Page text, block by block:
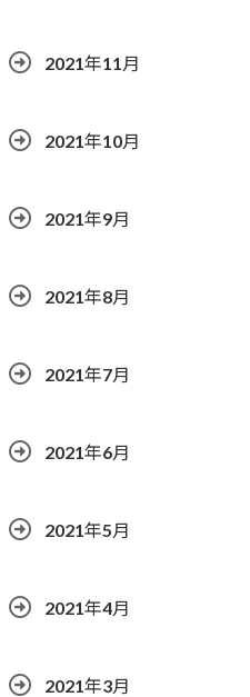
2021年11月
2021年10月
2021年9月
2021年8月
2021年7月
2021年6月
2021年5月
2021年4月
2021年3月